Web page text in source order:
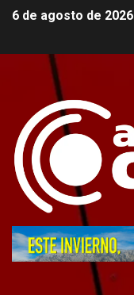
6 de agosto de 2026